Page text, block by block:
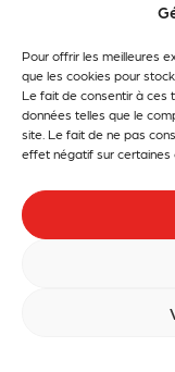
Pour offrir les meilleures
que les cookies pour
Le fait de consentir à ces
données telles que le
site. Le fait de ne pas
effet négatif sur certaines
que mon
adresse
email soit
conservée
recevoir les
dernières
et offres
en lien avec